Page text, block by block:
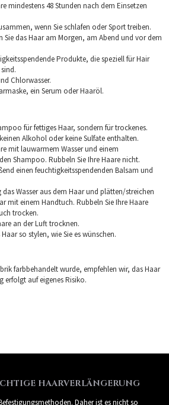
mindestens 48 Stunden nach dem Einsetzen
wenn Sie schlafen oder Sport treiben.
Sie das Haar am Morgen, am Abend und vor dem
Produkte, die speziell für Hair
Chlorwasser.
ein Serum oder Haaröl.
für fettiges Haar, sondern für trockenes.
Alkohol oder keine Sulfate enthalten.
mit lauwarmem Wasser und einem
Shampoo. Rubbeln Sie Ihre Haare nicht.
einen feuchtigkeitsspendenden Balsam und
das Wasser aus dem Haar und plätten/streichen
mit einem Handtuch. Rubbeln Sie Ihre Haare
trocken.
an der Luft trocknen.
so stylen, wie Sie es wünschen.
farbbehandelt wurde, empfehlen wir, das Haar
erfolgt auf eigenes Risiko.
HAARVERLÄNGERUNG
Daher ist es nicht so